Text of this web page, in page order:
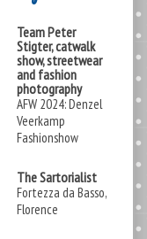
Team Peter
Stigter, catwalk
show, streetwear
and fashion
photography
AFW 2024: Denzel
Veerkamp
Fashionshow
The Sartorialist
Fortezza da Basso,
Florence